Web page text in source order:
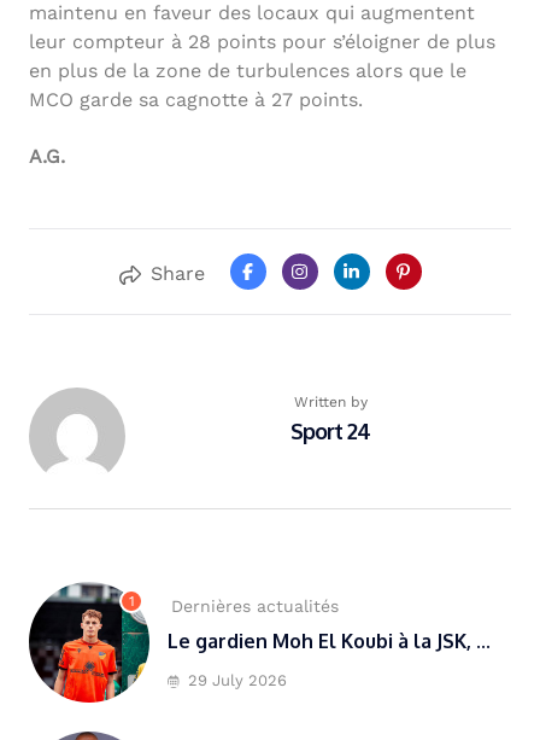
maintenu en faveur des locaux qui augmentent
leur compteur à 28 points pour s’éloigner de plus
en plus de la zone de turbulences alors que le
MCO garde sa cagnotte à 27 points.
A.G.
Share
Written by
Sport 24
1 Dernières actualités
Le gardien Moh El Koubi à la JSK, ...
29 July 2026